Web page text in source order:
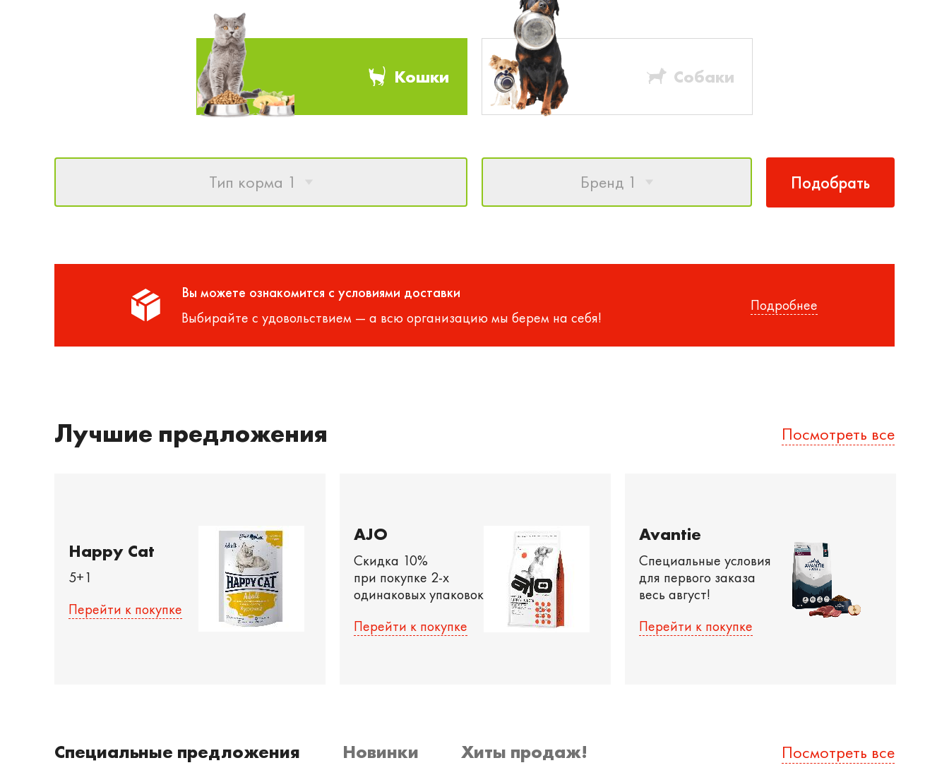
Кошки Собаки
Тип корма 1 Бренд 1 Подобрать
Вы можете ознакомится с условиями доставки
Выбирайте с удовольствием — а всю организацию мы берем на себя!
Подробнее
Лучшие предложения Посмотреть все
Happy Cat
5+1
Перейти к покупке
AJO
Скидка 10%
при покупке 2-х
одинаковых упаковок
Перейти к покупке
Avantie
Специальные условия
для первого заказа
весь август!
Перейти к покупке
Специальные предложения Новинки Хиты продаж! Посмотреть все